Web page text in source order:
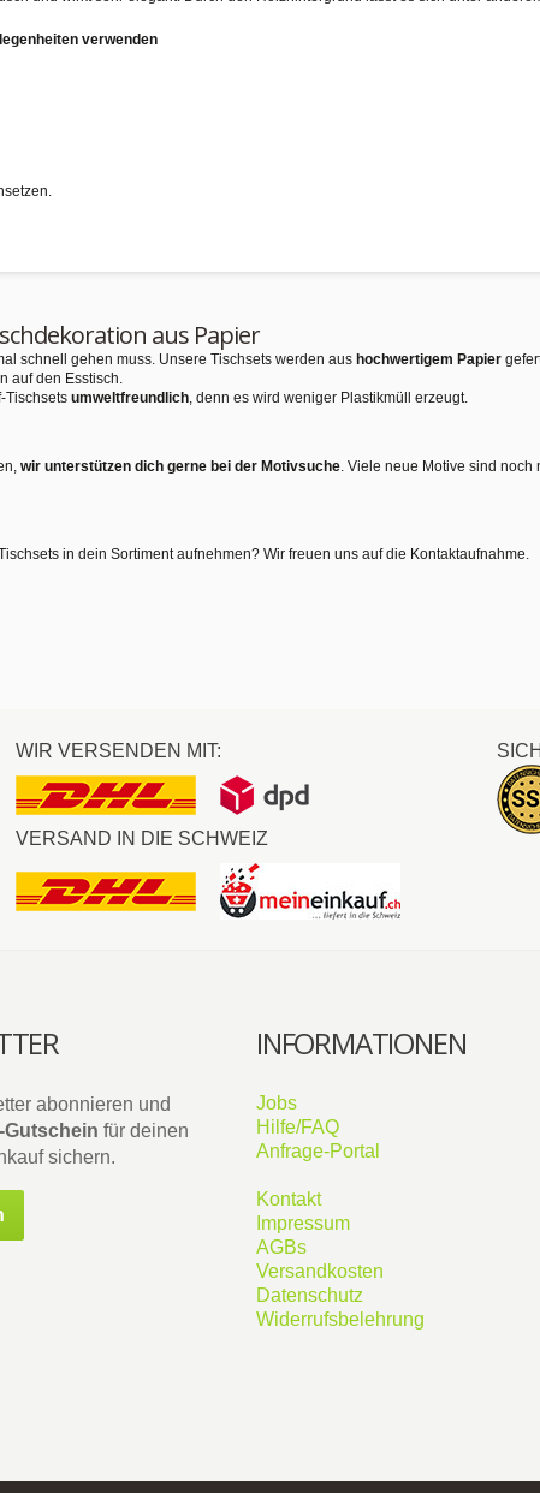
verwenden
aus Papier
schnell gehen muss. Unsere Tischsets werden aus hochwertigem Papier
auf den Esstisch.
Tischsets umweltfreundlich, denn es wird weniger Plastikmüll erzeugt.
wir unterstützen dich gerne bei der Motivsuche. Viele neue Motive sind noch
in dein Sortiment aufnehmen? Wir freuen uns auf die Kontaktaufnahme.
WIR VERSENDEN MIT:
VERSAND IN DIE SCHWEIZ
abonnieren und
Gutschein für deinen
sichern.
INFORMATIONEN
Jobs
Hilfe/FAQ
Anfrage-Portal
Kontakt
Impressum
AGBs
Versandkosten
Datenschutz
Widerrufsbelehrung